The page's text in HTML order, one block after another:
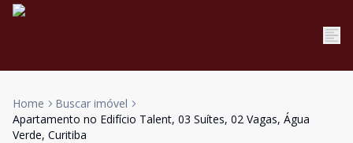
Home
Buscar imóvel
Apartamento no Edifício Talent, 03 Suítes, 02 Vagas, Água
Verde, Curitiba